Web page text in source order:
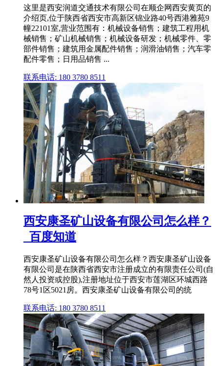
这里是西安润道交通技术有限公司在顺企网西安黄页的
介绍页,位于陕西省西安市高新区锦业路40号西港雅苑9
幢22101室,营业范围有：机械设备销售；建筑工程用机
械销售；矿山机械销售；机械设备研发；机械零件、零
部件销售；建筑用金属配件销售；润滑油销售；汽车零
配件零售；日用品销售 ...
联系电话: 180 3780 8511
西安康圣矿山设备有限公司怎么样？
_百度知道
西安康圣矿山设备有限公司怎么样？西安康圣矿山设备
有限公司是在陕西省西安市注册成立的有限责任公司(自
然人投资或控股),注册地址位于西安市莲湖区环城西路
78号1区5021房。西安康圣矿山设备有限公司的统
联系电话: 180 3780 8511